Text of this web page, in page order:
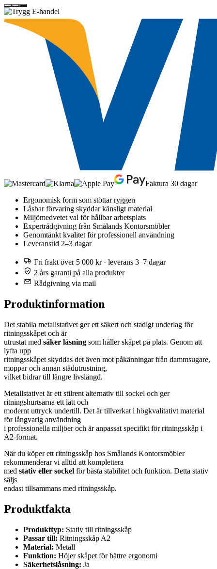
Faktura 30 dagar
Ergonomisk form som stöttar ryggen
Låsbar förvaring skyddar känsligt material
Miljömedvetet val för hållbar arbetsplats
Expertrådgivning från Smålands Kontorsmöbler
Genomtänkt kvalitet för professionell användning
Leveranstid 2–3 dagar
Fri frakt över 5 000 kr · leverans 3–7 dagar
2 års garanti på alla produkter
Rådgivning via mail
Produktinformation
Det stabila metallstativet ger ett säkert och stadigt underlag för
ritningsskåpet och är
utrustat med säker låsning som håller skåpet på plats. Genom att
lyfta upp
ritningsskåpet skyddas det även mot påkänningar från dammsugare,
moppar och annan städutrustning,
vilket bidrar till längre livslängd.
Metallstativet är ett stilrent alternativ till sockel och ger
ritningshurtsarna ett lätt och
modernt uttryck undertill. Det är tillverkat i högkvalitativt material
för långvarig användning
i professionella miljöer och är anpassat specifikt för ritningsskåp i
A2-format.
När du köper ett ritningsskåp hos Smålands Kontorsmöbler
rekommenderar vi alltid att komplettera
med stativ eller sockel för bästa stabilitet och funktion. Detta stativ
säljs
endast tillsammans med ritningsskåp.
Produktfakta
Produkttyp: Stativ till ritningsskåp
Passar till: Ritningsskåp A2
Material: Metall
Funktion: Höjer skåpet för bättre ergonomi
Säkerhetslåsning: Ja